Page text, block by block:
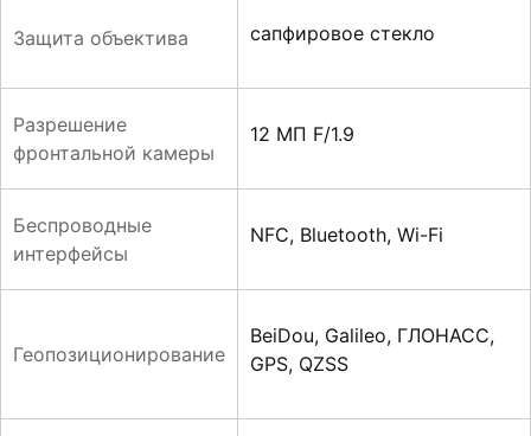
Защита объектива сапфировое стекло
Разрешение
фронтальной камеры
12 МП F/1.9
Беспроводные
интерфейсы
NFC, Bluetooth, Wi-Fi
Геопозиционирование
BeiDou, Galileo, ГЛОНАСС,
GPS, QZSS